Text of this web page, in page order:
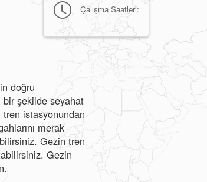
Çalışma Saatleri:
doğru
bir şekilde seyahat
istasyonundan
merak
Gezin tren
Gezin